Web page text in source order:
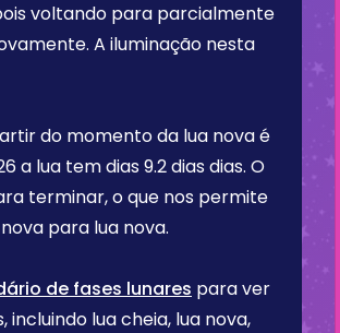
voltando para parcialmente
A iluminação nesta
do momento da lua nova é
a lua tem dias 9.2 dias dias. O
terminar, o que nos permite
para lua nova.
de fases lunares para ver
incluindo lua cheia, lua nova,